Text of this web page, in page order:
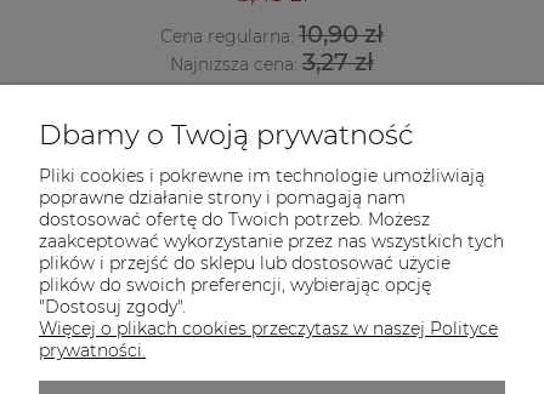
Cena regularna: 10,90 zł
Najniższa cena: 3,27 zł
Dbamy o Twoją prywatność
Pliki cookies i pokrewne im technologie umożliwiają
poprawne działanie strony i pomagają nam
dostosować ofertę do Twoich potrzeb. Możesz
zaakceptować wykorzystanie przez nas wszystkich tych
plików i przejść do sklepu lub dostosować użycie
plików do swoich preferencji, wybierając opcję
"Dostosuj zgody".
Więcej o plikach cookies przeczytasz w naszej Polityce
prywatności.